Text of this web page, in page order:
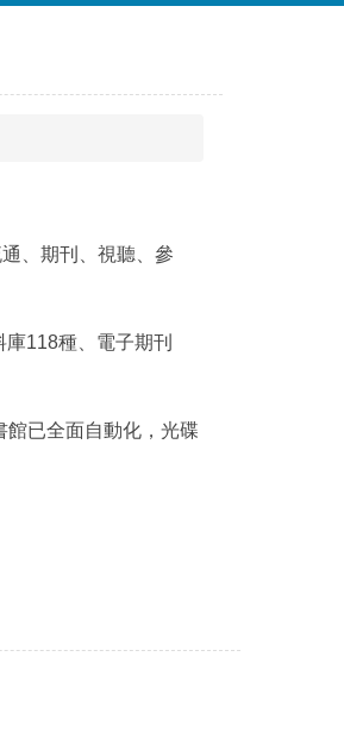
、期刊、視聽、參
118種、電子期刊
已全面自動化，光碟